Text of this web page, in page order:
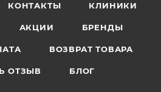
КОНТАКТЫ КЛИНИКИ
АКЦИИ БРЕНДЫ
ВОЗВРАТ ТОВАРА
ОТЗЫВ БЛОГ